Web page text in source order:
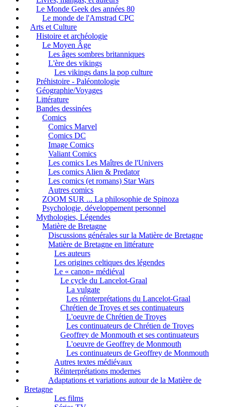
Le Monde Geek des années 80
Le monde de l'Amstrad CPC
Arts et Culture
Histoire et archéologie
Le Moyen Âge
Les âges sombres britanniques
L'ère des vikings
Les vikings dans la pop culture
Préhistoire - Paléontologie
Géographie/Voyages
Littérature
Bandes dessinées
Comics
Comics Marvel
Comics DC
Image Comics
Valiant Comics
Les comics Les Maîtres de l'Univers
Les comics Alien & Predator
Les comics (et romans) Star Wars
Autres comics
ZOOM SUR ... La philosophie de Spinoza
Psychologie, développement personnel
Mythologies, Légendes
Matière de Bretagne
Discussions générales sur la Matière de Bretagne
Matière de Bretagne en littérature
Les auteurs
Les origines celtiques des légendes
Le « canon» médiéval
Le cycle du Lancelot-Graal
La vulgate
Les réinterprétations du Lancelot-Graal
Chrétien de Troyes et ses continuateurs
L'oeuvre de Chrétien de Troyes
Les continuateurs de Chrétien de Troyes
Geoffrey de Monmouth et ses continuateurs
L'oeuvre de Geoffrey de Monmouth
Les continuateurs de Geoffrey de Monmouth
Autres textes médiévaux
Réinterprétations modernes
Adaptations et variations autour de la Matière de
Bretagne
Les films